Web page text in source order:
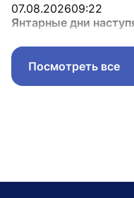
07.08.202609:22
Янтарные дни
Посмотреть все